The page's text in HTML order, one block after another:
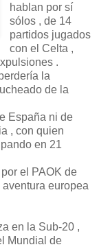
hablan por sí
sólos , de 14
partidos jugados
con el Celta ,
.
la
de la
España ni de
, con quien
en 21
el PAOK de
europea
en la Sub-20 ,
Mundial de